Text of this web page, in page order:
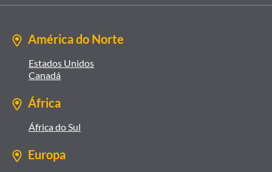
América do Norte
Estados Unidos
Canadá
África
África do Sul
Europa